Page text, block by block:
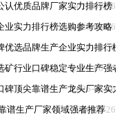
2026-06-26
认优质品牌厂家实力排行榜
2026-06-26
业实力排行榜选购参考攻略
2026-06-26
选品牌生产企业实力排行榜
2026-06-26
矿行业口碑稳定专业生产强者
2026-06-26
碑顶尖靠谱生产龙头厂家实力
2026-06-26
谱生产厂家领域强者推荐